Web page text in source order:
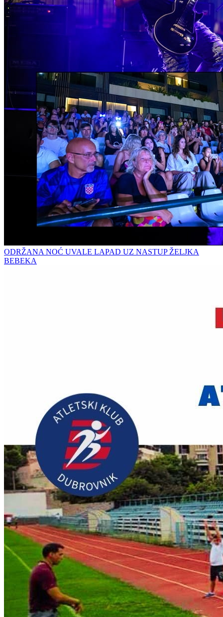
ODRŽANA NOĆ UVALE LAPAD UZ NASTUP ŽELJKA
BEBEKA